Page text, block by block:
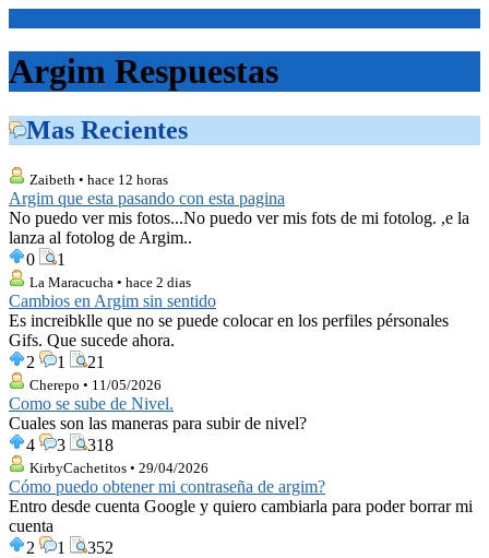
Argim Respuestas
Mas Recientes
Zaibeth • hace 12 horas
Argim que esta pasando con esta pagina
No puedo ver mis fotos...No puedo ver mis fots de mi fotolog. ,e la
lanza al fotolog de Argim..
0
1
La Maracucha • hace 2 dias
Cambios en Argim sin sentido
Es increibklle que no se puede colocar en los perfiles pérsonales
Gifs. Que sucede ahora.
2
1 21
Cherepo • 11/05/2026
Como se sube de Nivel.
Cuales son las maneras para subir de nivel?
4
3 318
KirbyCachetitos • 29/04/2026
Cómo puedo obtener mi contraseña de argim?
Entro desde cuenta Google y quiero cambiarla para poder borrar mi
cuenta
2
1 352